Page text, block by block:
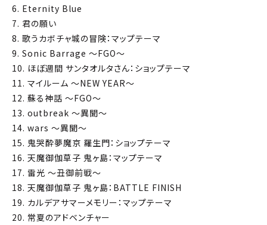
6. Eternity Blue
7. 君の願い
8. 歌うカボチャ城の冒険：マップテーマ
9. Sonic Barrage ～FGO～
10. ほぼ週間 サンタオルタさん：ショップテーマ
11. マイルーム ～NEW YEAR～
12. 蘇る神話 ～FGO～
13. outbreak ～異聞～
14. wars ～異聞～
15. 鬼哭酔夢魔京 羅生門：ショップテーマ
16. 天魔御伽草子 鬼ヶ島：マップテーマ
17. 雷光 ～丑御前戦～
18. 天魔御伽草子 鬼ヶ島：BATTLE FINISH
19. カルデアサマーメモリー：マップテーマ
20. 常夏のアドベンチャー